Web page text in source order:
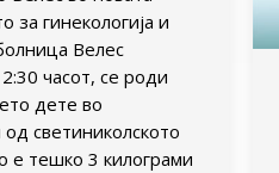
за гинекологија и
Велес
часот, се роди
дете во
од светиниколското
е тешко 3 килограми